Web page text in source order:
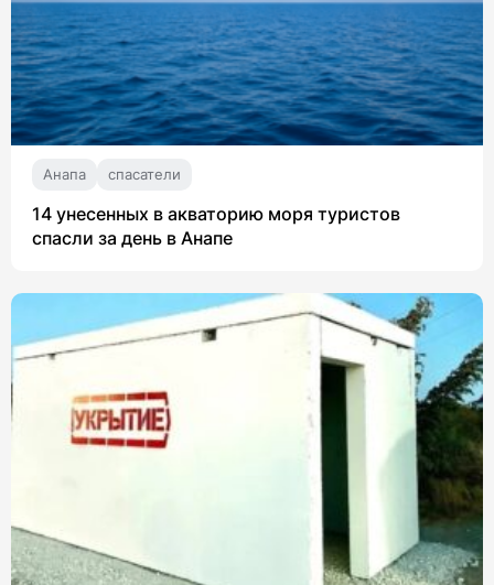
Анапа спасатели
14 унесенных в акваторию моря туристов
спасли за день в Анапе